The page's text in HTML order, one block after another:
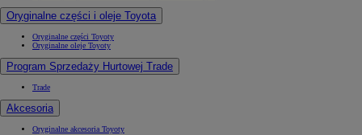
Oryginalne części i oleje Toyota
Oryginalne części Toyoty
Oryginalne oleje Toyoty
Program Sprzedaży Hurtowej Trade
Trade
Akcesoria
Oryginalne akcesoria Toyoty